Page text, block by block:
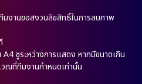
งานขอสงวนลิขสิทธิ์ในการลบภาพ
ชูระหว่างการแสดง หากมีขนาดเกิน
วณที่ทีมงานกำหนดเท่านั้น